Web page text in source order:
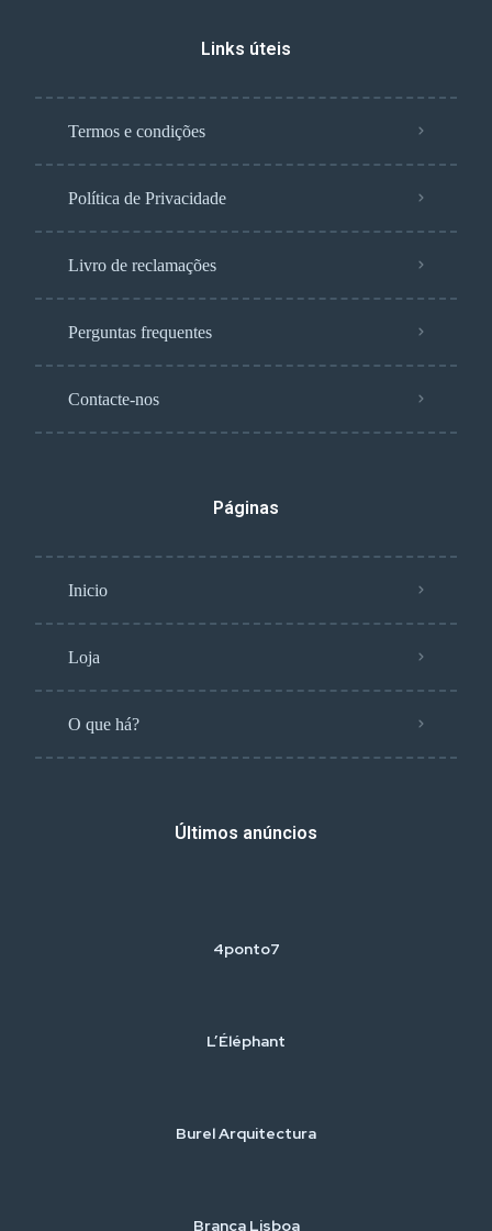
Links úteis
Termos e condições
Política de Privacidade
Livro de reclamações
Perguntas frequentes
Contacte-nos
Páginas
Inicio
Loja
O que há?
Últimos anúncios
4ponto7
L’Éléphant
Burel Arquitectura
Branca Lisboa